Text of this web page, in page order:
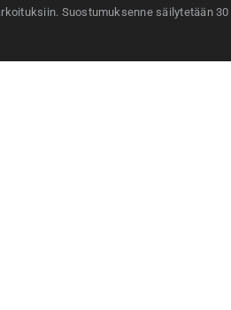
Suostumuksenne säilytetään 30